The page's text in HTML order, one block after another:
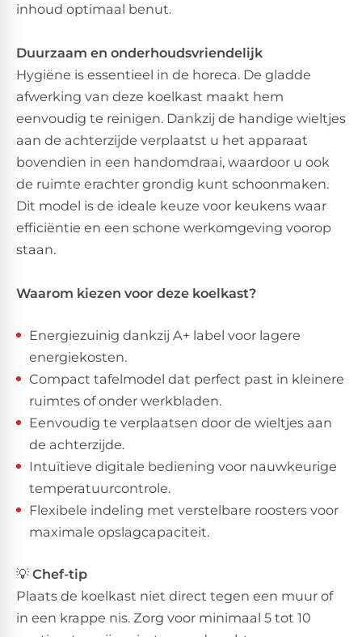
inhoud optimaal benut.
Duurzaam en onderhoudsvriendelijk
Hygiëne is essentieel in de horeca. De gladde
afwerking van deze koelkast maakt hem
eenvoudig te reinigen. Dankzij de handige wieltjes
aan de achterzijde verplaatst u het apparaat
bovendien in een handomdraai, waardoor u ook
de ruimte erachter grondig kunt schoonmaken.
Dit model is de ideale keuze voor keukens waar
efficiëntie en een schone werkomgeving voorop
staan.
Waarom kiezen voor deze koelkast?
Energiezuinig dankzij A+ label voor lagere
energiekosten.
Compact tafelmodel dat perfect past in kleinere
ruimtes of onder werkbladen.
Eenvoudig te verplaatsen door de wieltjes aan
de achterzijde.
Intuïtieve digitale bediening voor nauwkeurige
temperatuurcontrole.
Flexibele indeling met verstelbare roosters voor
maximale opslagcapaciteit.
💡Chef-tip
Plaats de koelkast niet direct tegen een muur of
in een krappe nis. Zorg voor minimaal 5 tot 10